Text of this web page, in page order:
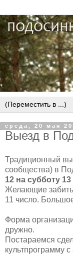
среда, 20 мая
Выезд в
Традиционный
сообщества) в
12 на субботу
Желающие забить
11 число.
Форма
дружно.
Постараемся
культпрограмму